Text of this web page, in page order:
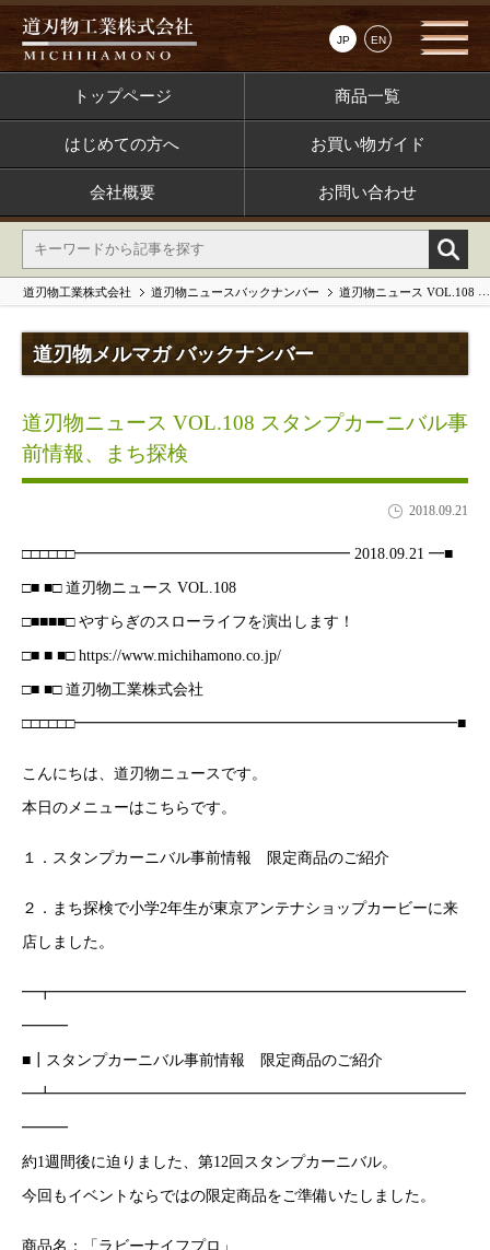
JP EN
トップページ 商品一覧
はじめての方へ お買い物ガイド
会社概要 お問い合わせ
道刃物工業株式会社 道刃物ニュースバックナンバー 道刃物ニュース VOL.108 スタンプカーニバル事前情報、まち探検
道刃物メルマガ バックナンバー
道刃物ニュース VOL.108 スタンプカーニバル事
前情報、まち探検
2018.09.21
□□□□□□━━━━━━━━━━━━━━━━━━ 2018.09.21 ━■
□■ ■□ 道刃物ニュース VOL.108
□■■■■□ やすらぎのスローライフを演出します！
□■ ■ ■□ https://www.michihamono.co.jp/
□■ ■□ 道刃物工業株式会社
□□□□□□━━━━━━━━━━━━━━━━━━━━━━━━━■
こんにちは、道刃物ニュースです。
本日のメニューはこちらです。
１．スタンプカーニバル事前情報 限定商品のご紹介
２．まち探検で小学2年生が東京アンテナショップカービーに来
店しました。
━┳━━━━━━━━━━━━━━━━━━━━━━━━━━━
━━━
■┃スタンプカーニバル事前情報 限定商品のご紹介
━┻━━━━━━━━━━━━━━━━━━━━━━━━━━━
━━━
約1週間後に迫りました、第12回スタンプカーニバル。
今回もイベントならではの限定商品をご準備いたしました。
商品名：「ラビーナイフプロ」